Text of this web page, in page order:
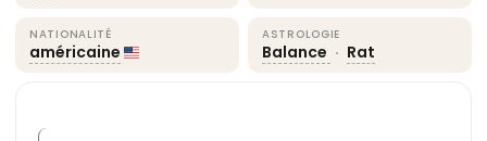
NATIONALITÉ
américaine
ASTROLOGIE
Balance · Rat